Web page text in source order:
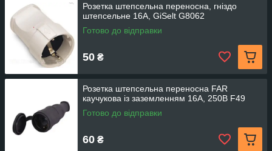
Розетка штепсельна переносна, гніздо
штепсельне 16А, GiSelt G8062
Готово до відправки
50 ₴
Розетка штепсельна переносна FAR
каучукова із заземленням 16А, 250В F49
Готово до відправки
60 ₴